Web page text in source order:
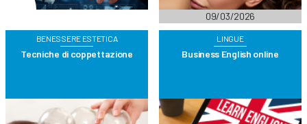
09/03/2026
BENESSERE ESTETICA
Tecniche di coppettazione
LINGUE
Business English online